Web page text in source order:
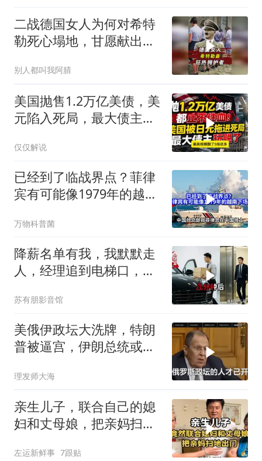
二战德国女人为何对希特
勒死心塌地，甘愿献出一
别人都叫我阿腈
美国抛售1.2万亿美债，美
元陷入死局，最大债主玩
仅仅解说
已经到了临战界点？菲律
宾有可能像1979年的越南
万物科普菌
降薪名单有我，我默默走
人，经理追到电梯口，见
苏有朋影音馆
美俄伊政坛大洗牌，特朗
普被逼宫，伊朗总统或下
理发师大海
亲生儿子，联合自己的媳
妇和丈母娘，把亲妈扫地
左运新鲜事 7跟贴